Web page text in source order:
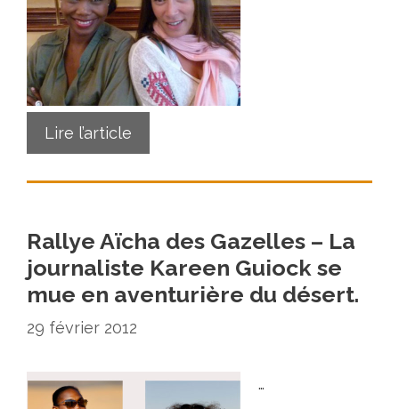
Lire l’article
Rallye Aïcha des Gazelles – La
journaliste Kareen Guiock se
mue en aventurière du désert.
29 février 2012
…